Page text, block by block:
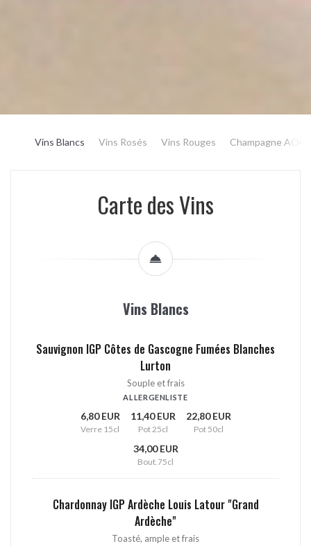
Vins Blancs Vins Rosés Vins Rouges Champagne AOC
Carte des Vins
Vins Blancs
Sauvignon IGP Côtes de Gascogne Fumées Blanches
Lurton
Souple et frais
ALLERGENLISTE
6,80 EUR
Verre 15cl
11,40 EUR
Pot 25cl
22,80 EUR
Pot 50cl
34,00 EUR
Bout.75cl
Chardonnay IGP Ardèche Louis Latour "Grand
Ardèche"
Toasté, ample et frais